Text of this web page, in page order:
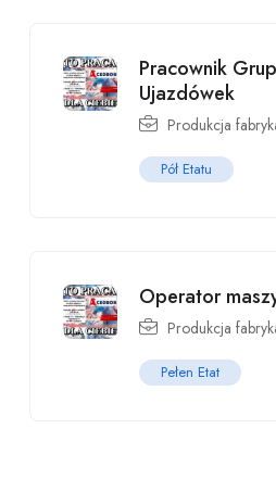
Pracownik
Ujazdówek
Produkcja
Pół Etatu
Operator
Produkcja
Pełen Etat